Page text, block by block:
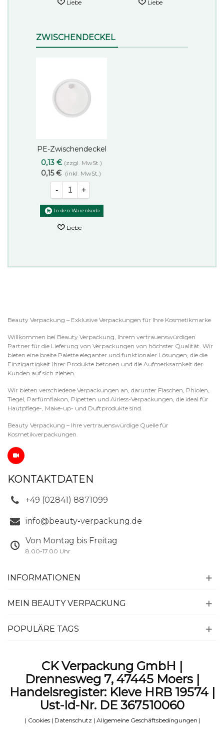
Liebe Liebe
ZWISCHENDECKEL
Liebe
PE-Zwischendeckel
37 mm weiß
0,13 € (zzgl. MwSt.)
0,15 € (inkl. MwSt.)
- +
In den Warenkorb
Liebe
Beauty Verpackung – Exklusive Verpackungen für Ihre Kosmetikmarke
Willkommen bei Beauty Verpackung, Ihrem vertrauenswürdigen
Partner für die Lieferung von Verpackungen von höchster Qualität. Wir
bieten eine breite Palette eleganter und funktionaler Lösungen, die die
Einzigartigkeit Ihrer Produkte betonen und die Aufmerksamkeit der
Kunden auf sich ziehen.
Wir bieten verschiedene Verpackungen an, darunter Flaschen, Phiolen,
Tiegel, Parfümflakon, Pipetten und Airless-Verpackungen, die ideal für
Hautpflege-, Make-up- und Duftprodukte sind.
Beauty Verpackung – Ihre vertrauenswürdige Quelle für
Kosmetikverpackungen.
KONTAKTDATEN
+49 (02841) 8871099
info@beauty-verpackung.de
Von Montag bis Freitag
8.00-17.00 Uhr
INFORMATIONEN
MEIN BEAUTY VERPACKUNG
POPULÄRE TAGS
CK Verpackung GmbH |
Drennesweg 7, 47445 Moers |
Handelsregister: Kleve HRB 19574 |
Ust-Id-Nr. DE 367510060
| Cookies | Datenschutz | Allgemeine Geschäftsbedingungen |